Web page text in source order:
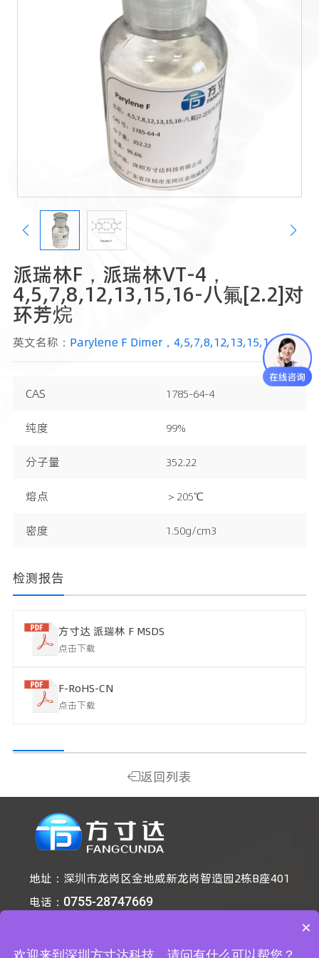
派瑞林F，派瑞林VT-4，
4,5,7,8,12,13,15,16-八氟[2.2]对
环芳烷
英文名称： Parylene F Dimer，4,5,7,8,12,13,15,16-Octafluoro[2.2]paracyclophane
CAS 1785-64-4
纯度 99%
分子量 352.22
熔点 ＞205℃
密度 1.50g/cm3
检测报告
方寸达 派瑞林 F MSDS
点击下载
F-RoHS-CN
点击下载
返回列表
地址： 深圳市龙岗区金地威新龙岗智造园2栋B座401
电话： 0755-28747669
邮箱：fcd@fcdtech.com
×
欢迎来到深圳方寸达科技，请问有什么可以帮您？